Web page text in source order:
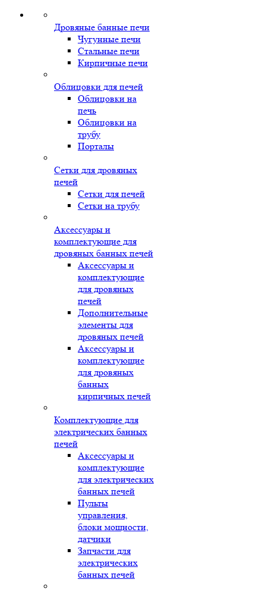
Дровяные банные печи
Чугунные печи
Стальные печи
Кирпичные печи
Облицовки для печей
Облицовки на
печь
Облицовки на
трубу
Порталы
Сетки для дровяных
печей
Сетки для печей
Сетки на трубу
Аксессуары и
комплектующие для
дровяных банных печей
Аксессуары и
комплектующие
для дровяных
печей
Дополнительные
элементы для
дровяных печей
Аксессуары и
комплектующие
для дровяных
банных
кирпичных печей
Комплектующие для
электрических банных
печей
Аксессуары и
комплектующие
для электрических
банных печей
Пульты
управления,
блоки мощности,
датчики
Запчасти для
электрических
банных печей